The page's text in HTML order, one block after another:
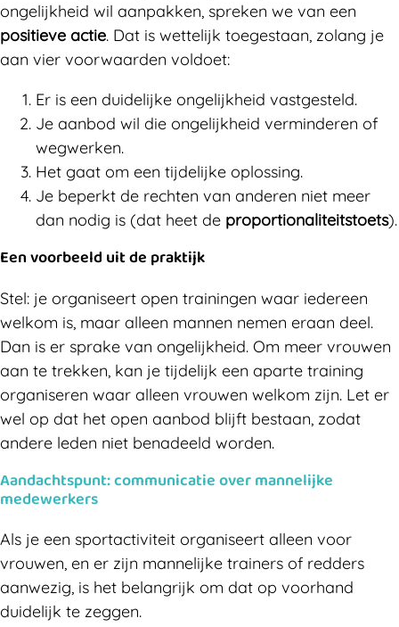
ongelijkheid wil aanpakken, spreken we van een
positieve actie. Dat is wettelijk toegestaan, zolang je
aan vier voorwaarden voldoet:
Er is een duidelijke ongelijkheid vastgesteld.
Je aanbod wil die ongelijkheid verminderen of
wegwerken.
Het gaat om een tijdelijke oplossing.
Je beperkt de rechten van anderen niet meer
dan nodig is (dat heet de proportionaliteitstoets).
Een voorbeeld uit de praktijk
Stel: je organiseert open trainingen waar iedereen
welkom is, maar alleen mannen nemen eraan deel.
Dan is er sprake van ongelijkheid. Om meer vrouwen
aan te trekken, kan je tijdelijk een aparte training
organiseren waar alleen vrouwen welkom zijn. Let er
wel op dat het open aanbod blijft bestaan, zodat
andere leden niet benadeeld worden.
Aandachtspunt: communicatie over mannelijke
medewerkers
Als je een sportactiviteit organiseert alleen voor
vrouwen, en er zijn mannelijke trainers of redders
aanwezig, is het belangrijk om dat op voorhand
duidelijk te zeggen.